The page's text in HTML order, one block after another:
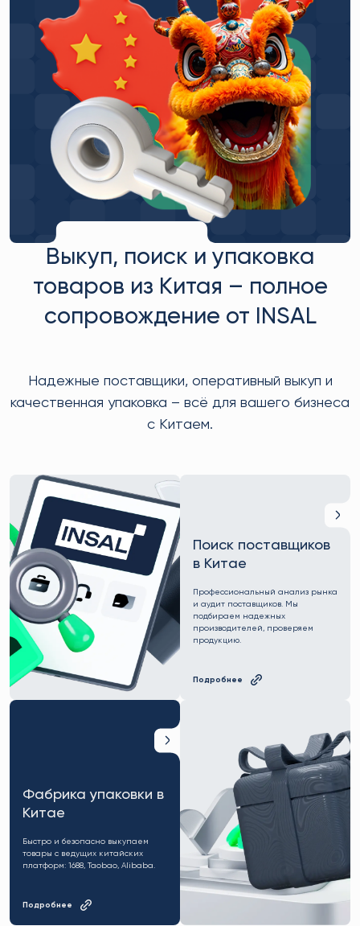
Выкуп, поиск и упаковка
товаров из Китая – полное
сопровождение от INSAL
Надежные поставщики, оперативный выкуп и
качественная упаковка – всё для вашего бизнеса
с Китаем.
Поиск поставщиков
в Китае
Профессиональный анализ рынка
и аудит поставщиков. Мы
подбираем надежных
производителей, проверяем
продукцию.
Подробнее
Фабрика упаковки в
Китае
Быстро и безопасно выкупаем
товары с ведущих китайских
платформ: 1688, Taobao, Alibaba.
Подробнее